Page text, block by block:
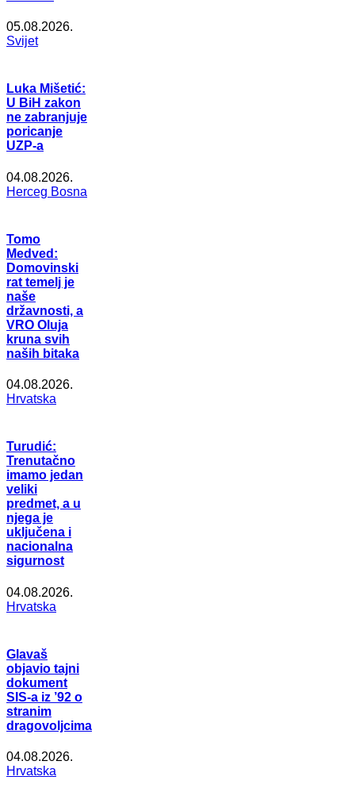
05.08.2026.
Svijet
Luka Mišetić:
U BiH zakon
ne zabranjuje
poricanje
UZP-a
04.08.2026.
Herceg Bosna
Tomo
Medved:
Domovinski
rat temelj je
naše
državnosti, a
VRO Oluja
kruna svih
naših bitaka
04.08.2026.
Hrvatska
Turudić:
Trenutačno
imamo jedan
veliki
predmet, a u
njega je
uključena i
nacionalna
sigurnost
04.08.2026.
Hrvatska
Glavaš
objavio tajni
dokument
SIS-a iz ’92 o
stranim
dragovoljcima
04.08.2026.
Hrvatska